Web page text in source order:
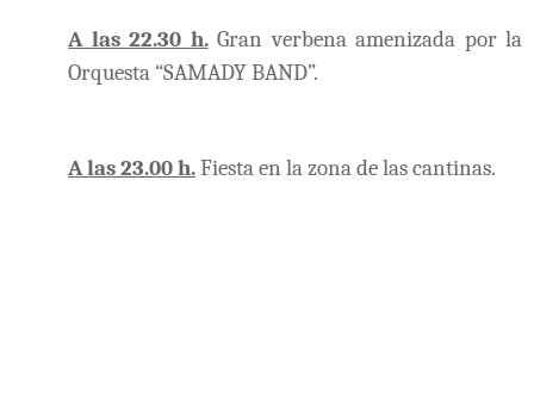
A las 22.30 h.Gran verbena amenizada por la
Orquesta “SAMADY BAND”.
A las 23.00 h.Fiesta en la zona de las cantinas.